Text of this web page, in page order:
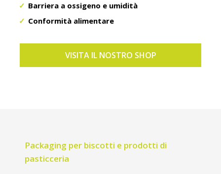
Barriera a ossigeno e umidità
Conformità alimentare
VISITA IL NOSTRO SHOP
Packaging per biscotti e prodotti di
pasticceria